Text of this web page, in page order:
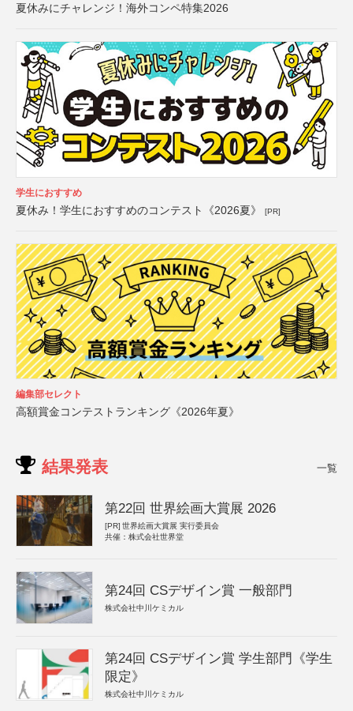
夏休みにチャレンジ！海外コンペ特集2026
学生におすすめ
夏休み！学生におすすめのコンテスト《2026夏》 [PR]
編集部セレクト
高額賞金コンテストランキング《2026年夏》
結果発表 一覧
第22回 世界絵画大賞展 2026
[PR] 世界絵画大賞展 実行委員会
共催：株式会社世界堂
第24回 CSデザイン賞 一般部門
株式会社中川ケミカル
第24回 CSデザイン賞 学生部門《学生
限定》
株式会社中川ケミカル